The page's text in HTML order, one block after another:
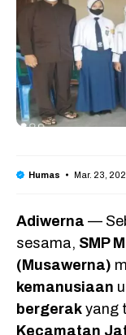
Humas Mar. 23,
Adiwerna —
sesama, SMP
(Musawerna)
kemanusiaan
bergerak yang
Kecamatan